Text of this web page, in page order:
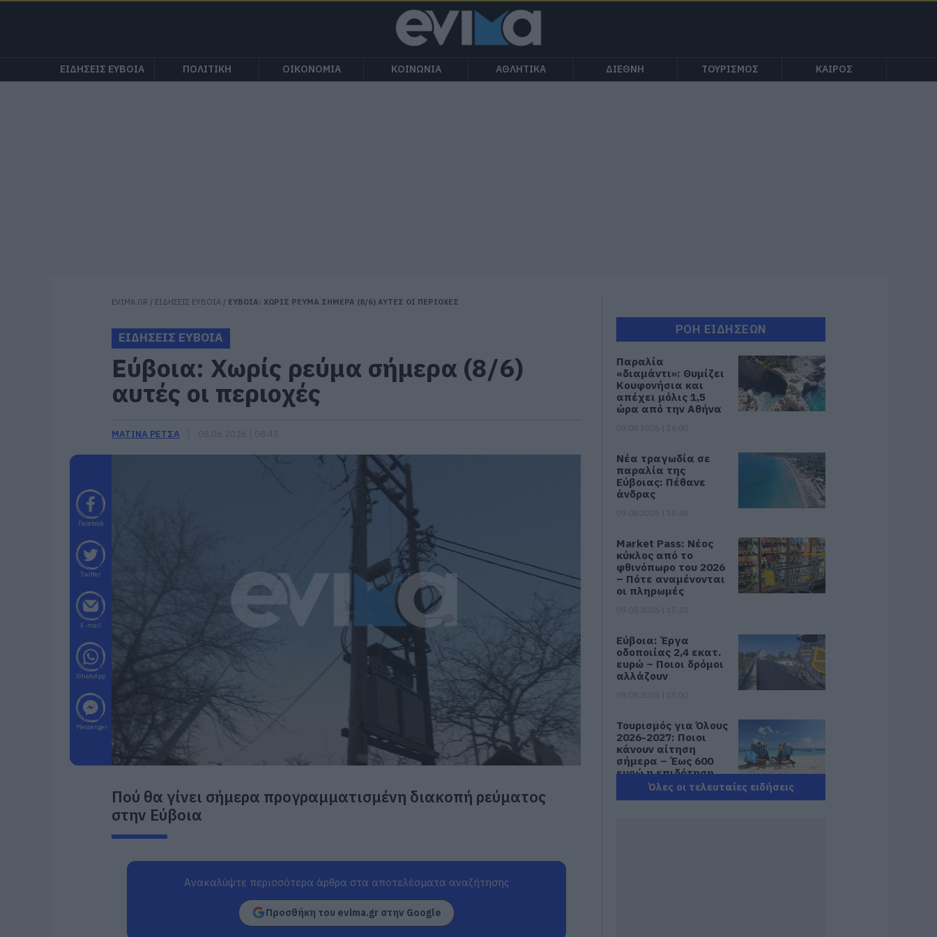
ΕΙΔΗΣΕΙΣ ΕΥΒΟΙΑ ΠΟΛΙΤΙΚΗ ΟΙΚΟΝΟΜΙΑ ΚΟΙΝΩΝΙΑ ΑΘΛΗΤΙΚΑ ΔΙΕΘΝΗ ΤΟΥΡΙΣΜΟΣ ΚΑΙΡΟΣ
EVIMA.GR / ΕΙΔΗΣΕΙΣ ΕΥΒΟΙΑ / ΕΥΒΟΙΑ: ΧΩΡΙΣ ΡΕΥΜΑ ΣΗΜΕΡΑ (8/6) ΑΥΤΕΣ ΟΙ ΠΕΡΙΟΧΕΣ
ΕΙΔΗΣΕΙΣ ΕΥΒΟΙΑ
Εύβοια: Χωρίς ρεύμα σήμερα (8/6)
αυτές οι περιοχές
ΜΑΤΙΝΑ ΡΕΤΣΑ
Facebook
Twitter
E-mail
WhatsApp
Messenger
Πού θα γίνει σήμερα προγραμματισμένη διακοπή ρεύματος
στην Εύβοια
Ανακαλύψτε περισσότερα άρθρα στα αποτελέσματα αναζήτησης
Προσθήκη του evima.gr στην Google
ΡΟΗ ΕΙΔΗΣΕΩΝ
Παραλία
«διαμάντι»: Θυμίζει
Κουφονήσια και
απέχει μόλις 1,5
ώρα από την Αθήνα
Νέα τραγωδία σε
παραλία της
Εύβοιας: Πέθανε
άνδρας
Market Pass: Νέος
κύκλος από το
φθινόπωρο του 2026
– Πότε αναμένονται
οι πληρωμές
Εύβοια: Έργα
οδοποιίας 2,4 εκατ.
ευρώ – Ποιοι δρόμοι
αλλάζουν
Τουρισμός για Όλους
2026-2027: Ποιοι
κάνουν αίτηση
σήμερα – Έως 600
ευρώ η επιδότηση
09.08.2026 | 14:40
Όλες οι τελευταίες ειδήσεις